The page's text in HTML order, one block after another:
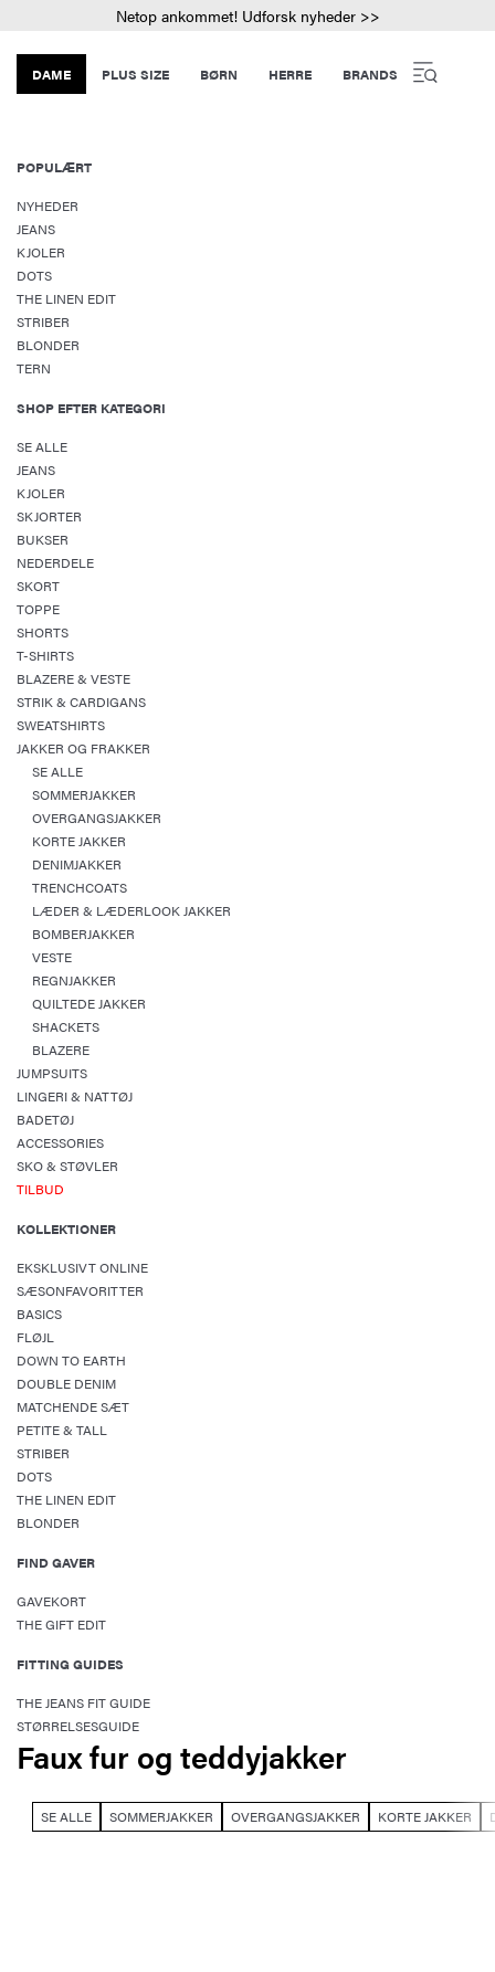
Netop ankommet! Udforsk nyheder >>
DAME PLUS SIZE BØRN HERRE BRANDS
POPULÆRT
NYHEDER
JEANS
KJOLER
DOTS
THE LINEN EDIT
STRIBER
BLONDER
TERN
SHOP EFTER KATEGORI
SE ALLE
JEANS
KJOLER
SKJORTER
BUKSER
NEDERDELE
SKORT
TOPPE
SHORTS
T-SHIRTS
BLAZERE & VESTE
STRIK & CARDIGANS
SWEATSHIRTS
JAKKER OG FRAKKER
SE ALLE
SOMMERJAKKER
OVERGANGSJAKKER
KORTE JAKKER
DENIMJAKKER
TRENCHCOATS
LÆDER & LÆDERLOOK JAKKER
BOMBERJAKKER
VESTE
REGNJAKKER
QUILTEDE JAKKER
SHACKETS
BLAZERE
JUMPSUITS
LINGERI & NATTØJ
BADETØJ
ACCESSORIES
SKO & STØVLER
TILBUD
KOLLEKTIONER
EKSKLUSIVT ONLINE
SÆSONFAVORITTER
BASICS
FLØJL
DOWN TO EARTH
DOUBLE DENIM
MATCHENDE SÆT
PETITE & TALL
STRIBER
DOTS
THE LINEN EDIT
BLONDER
FIND GAVER
GAVEKORT
THE GIFT EDIT
FITTING GUIDES
THE JEANS FIT GUIDE
STØRRELSESGUIDE
Faux fur og teddyjakker
SE ALLE SOMMERJAKKER OVERGANGSJAKKER KORTE JAKKER